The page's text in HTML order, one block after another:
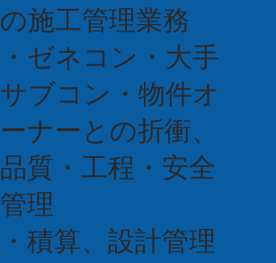
の施工管理業務
・ゼネコン・大手
サブコン・物件オ
ーナーとの折衝、
品質・工程・安全
管理
・積算、設計管理